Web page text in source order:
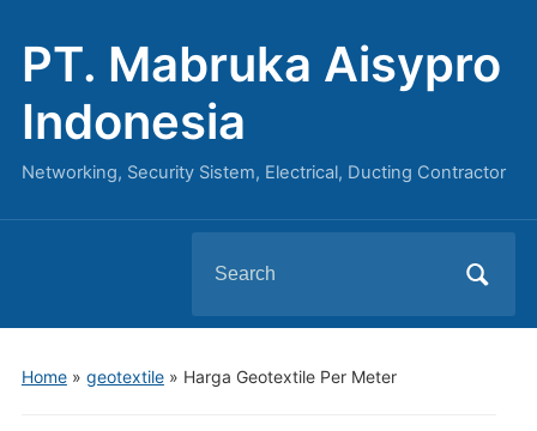
PT. Mabruka Aisypro
Indonesia
Networking, Security Sistem, Electrical, Ducting Contractor
for:
Home» geotextile» Harga Geotextile Per Meter